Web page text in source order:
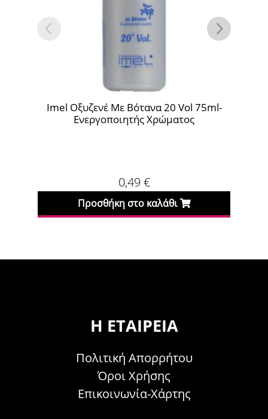
Imel Οξυζενέ Με Βότανα 20 Vol 75ml-
Ενεργοποιητής Χρώματος
0,49€
Προσθήκη στο καλάθι
Η ΕΤΑΙΡΕΊΑ
Πολιτική Απορρήτου
Όροι Χρήσης
Επικοινωνία-Χάρτης